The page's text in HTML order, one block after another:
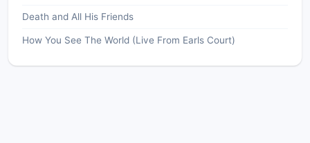
Death and All His Friends
How You See The World (Live From Earls Court)